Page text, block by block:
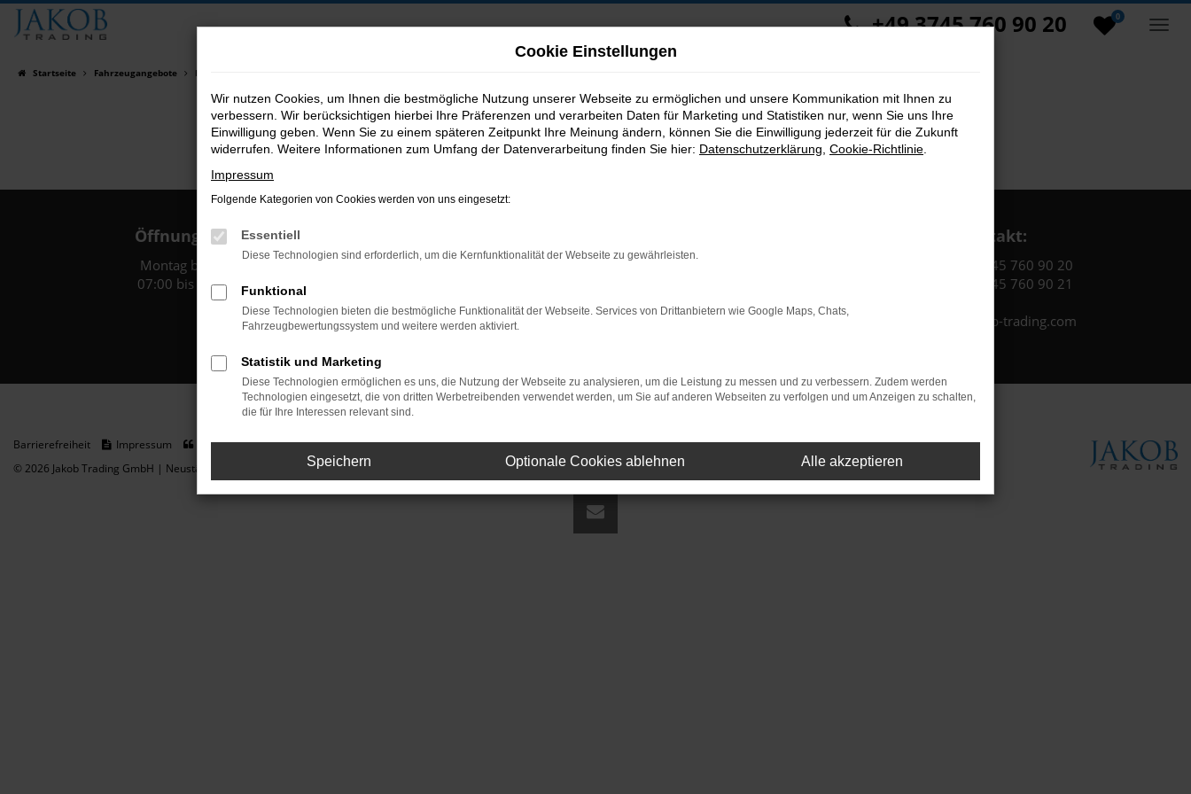
Zum
Hauptinhalt
0
+49 3745 760 90 20
Startseite Fahrzeugangebote Fahrzeugsuche
B2B-Shop
Öffnungszeiten:
Montag bis Freitag:
07:00 bis 18:00 Uhr
Jakob Trading GmbH
D-08223 Neustadt/Vogtland
Kontakt:
Tel.: +49 3745 760 90 20
Fax: +49 3745 760 90 21
Mail: fj@jakob-trading.com
Barrierefreiheit Impressum Datenschutz
Cookie Einstellungen
© 2026 Jakob Trading GmbH | Neustädter Straße 1 | DE-08223 Neustadt/Vogtland | fj@jakob-trading.com |Webdesign by audaris.de
Cookie Einstellungen
Wir nutzen Cookies, um Ihnen die bestmögliche Nutzung unserer Webseite zu ermöglichen und unsere Kommunikation mit Ihnen zu
verbessern. Wir berücksichtigen hierbei Ihre Präferenzen und verarbeiten Daten für Marketing und Statistiken nur, wenn Sie uns Ihre
Einwilligung geben. Wenn Sie zu einem späteren Zeitpunkt Ihre Meinung ändern, können Sie die Einwilligung jederzeit für die Zukunft
widerrufen. Weitere Informationen zum Umfang der Datenverarbeitung finden Sie hier: Datenschutzerklärung Cookie-Richtlinie
Impressum
Folgende Kategorien von Cookies werden von uns eingesetzt:
Essentiell
Diese Technologien sind erforderlich, um die Kernfunktionalität der Webseite zu gewährleisten.
Funktional
Diese Technologien bieten die bestmögliche Funktionalität der Webseite. Services von Drittanbietern wie Google Maps, Chats,
Fahrzeugbewertungssystem und weitere werden aktiviert.
Statistik und Marketing
Diese Technologien ermöglichen es uns, die Nutzung der Webseite zu analysieren, um die Leistung zu messen und zu verbessern. Zudem werden
Technologien eingesetzt, die von dritten Werbetreibenden verwendet werden, um Sie auf anderen Webseiten zu verfolgen und um Anzeigen zu schalten,
die für Ihre Interessen relevant sind.
Speichern Optionale Cookies ablehnen Alle akzeptieren